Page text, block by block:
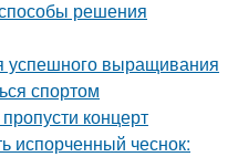
решения
успешного выращивания
спортом
концерт
испорченный чеснок: